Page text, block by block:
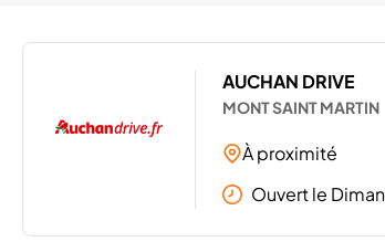
AUCHAN DRIVE
MONT SAINT MARTIN
À proximité
Ouvert le